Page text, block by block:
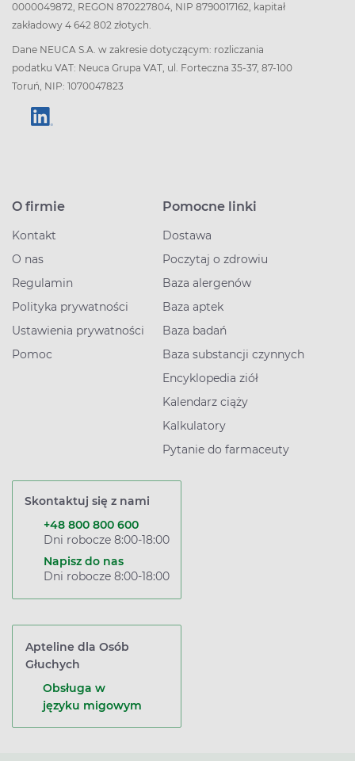
0000049872, REGON 870227804, NIP 8790017162, kapitał
zakładowy 4 642 802 złotych.
Dane NEUCA S.A. w zakresie dotyczącym: rozliczania
podatku VAT: Neuca Grupa VAT, ul. Forteczna 35-37, 87-100
Toruń, NIP: 1070047823
O firmie
Kontakt
O nas
Regulamin
Polityka prywatności
Ustawienia prywatności
Pomoc
Pomocne linki
Dostawa
Poczytaj o zdrowiu
Baza alergenów
Baza aptek
Baza badań
Baza substancji czynnych
Encyklopedia ziół
Kalendarz ciąży
Kalkulatory
Pytanie do farmaceuty
Skontaktuj się z nami
+48 800 800 600
Dni robocze 8:00-18:00
Napisz do nas
Dni robocze 8:00-18:00
Apteline dla Osób
Głuchych
Obsługa w
języku migowym